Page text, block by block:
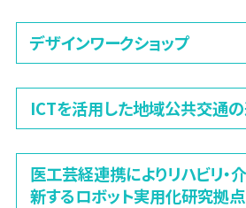
デザインワークショップ
ICTを活用した地域公共交通
医工芸経連携によりリハビリ・
新するロボット実用化研究拠点